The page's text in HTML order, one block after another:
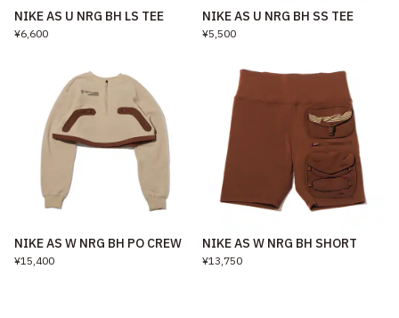
NIKE AS U NRG BH LS TEE
¥6,600
NIKE AS U NRG BH SS TEE
¥5,500
NIKE AS W NRG BH PO CREW
¥15,400
NIKE AS W NRG BH SHORT
¥13,750